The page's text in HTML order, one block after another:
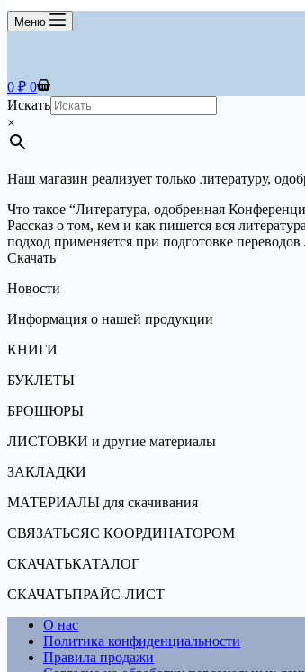
Меню
Корзина
0 ₽ 0
Искать
×
Наш магазин реализует только литературу,
Что такое “Литература, одобренная
Рассказ о том, кем и как пишется вся
подход применяется при подготовке
Скачать
Новости
Информация о нашей продукции
КНИГИ
БУКЛЕТЫ
БРОШЮРЫ
ЛИСТОВКИ и другие материалы
ЗАКЛАДКИ
МАТЕРИАЛЫ для скачивания
СВЯЗАТЬСЯС КООРДИНАТОРОМ
СКАЧАТЬКАТАЛОГ
СКАЧАТЬПРАЙС-ЛИСТ
О нас
Политика конфиденциальности
Правила продажи